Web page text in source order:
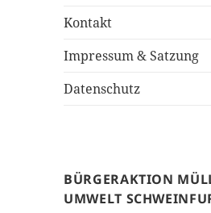
Kontakt
Impressum & Satzung
Datenschutz
BÜRGERAKTION
UMWELT